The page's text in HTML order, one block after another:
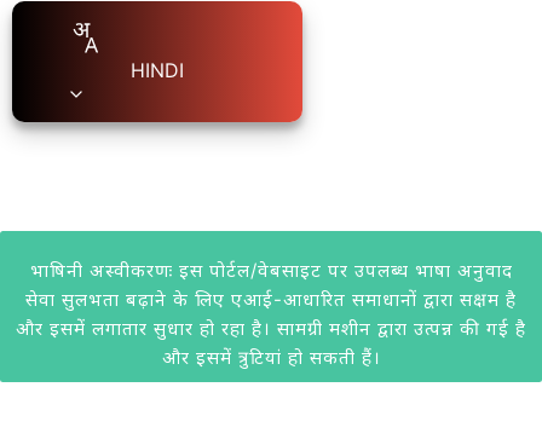
HINDI
भाषिनी अस्वीकरणः इस पोर्टल/वेबसाइट पर उपलब्ध भाषा अनुवाद
सेवा सुलभता बढ़ाने के लिए एआई-आधारित समाधानों द्वारा सक्षम है
और इसमें लगातार सुधार हो रहा है। सामग्री मशीन द्वारा उत्पन्न की गई है
और इसमें त्रुटियां हो सकती हैं।